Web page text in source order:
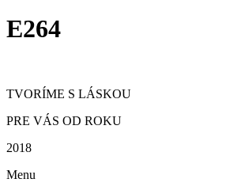
E264
TVORÍME S LÁSKOU
PRE VÁS OD ROKU
2018
Menu